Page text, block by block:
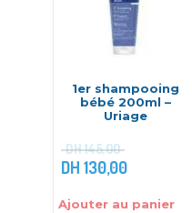
1er shampooing
bébé 200ml –
Uriage
DH145,00
DH 130,00
Ajouter au panier